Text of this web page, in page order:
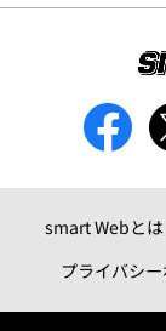
smart Webとは
プライバシ